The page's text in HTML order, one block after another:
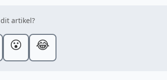
artikel?
😮 😂